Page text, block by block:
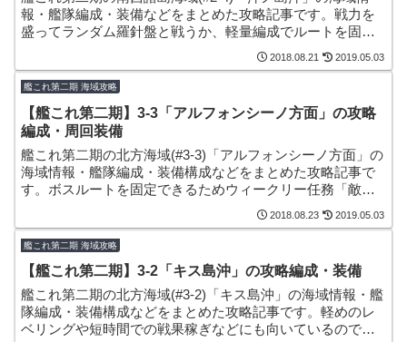
報・艦隊編成・装備などをまとめた攻略記事です。戦力を
盛ってランダム羅針盤と戦うか、軽量編成でルートを固定
するか、攻略戦術に幅のある海域となっています。
2018.08.21 2019.05.03
艦これ第二期 海域攻略
【艦これ第二期】3-3「アルフォンシーノ方面」の攻略
編成・周回装備
艦これ第二期の北方海域(#3-3)「アルフォンシーノ方面」の
海域情報・艦隊編成・装備構成などをまとめた攻略記事で
す。ボスルートを固定できるためウィークリー任務「敵北
方艦隊主力を撃滅せよ！」の消化でも周回しやすい海域と
2018.08.23 2019.05.03
艦これ第二期 海域攻略
【艦これ第二期】3-2「キス島沖」の攻略編成・装備
艦これ第二期の北方海域(#3-2)「キス島沖」の海域情報・艦
隊編成・装備構成などをまとめた攻略記事です。軽めのレ
ベリングや短時間での戦果稼ぎなどにも向いているので活